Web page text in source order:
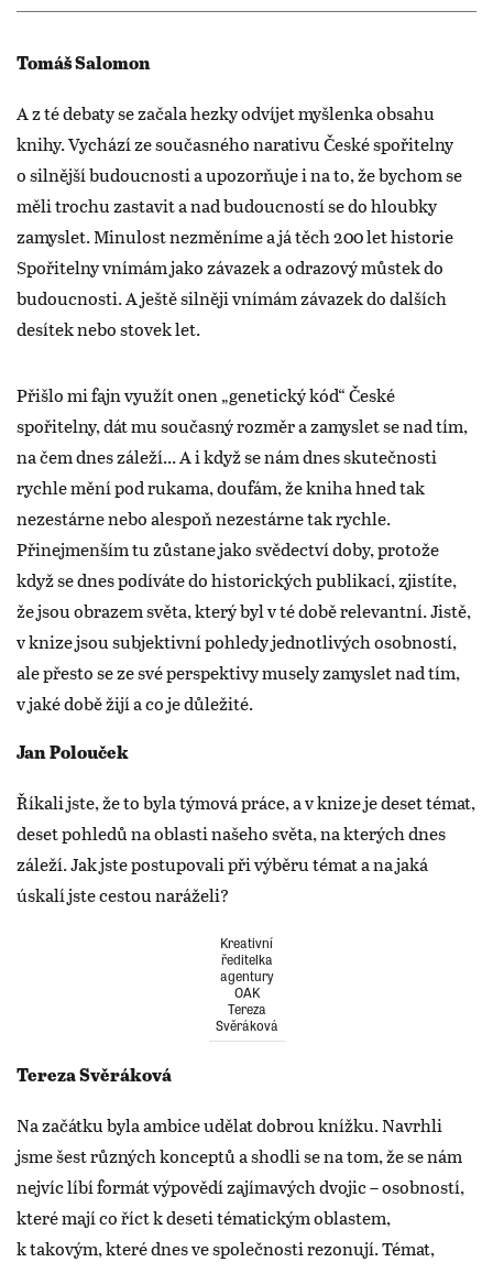
Tomáš Salomon
A z té debaty se začala hezky odvíjet myšlenka obsahu
knihy. Vychází ze současného narativu České spořitelny
o silnější budoucnosti a upozorňuje i na to, že bychom se
měli trochu zastavit a nad budoucností se do hloubky
zamyslet. Minulost nezměníme a já těch 200 let historie
Spořitelny vnímám jako závazek a odrazový můstek do
budoucnosti. A ještě silněji vnímám závazek do dalších
desítek nebo stovek let.
Přišlo mi fajn využít onen „genetický kód“ České
spořitelny, dát mu současný rozměr a zamyslet se nad tím,
na čem dnes záleží... A i když se nám dnes skutečnosti
rychle mění pod rukama, doufám, že kniha hned tak
nezestárne nebo alespoň nezestárne tak rychle.
Přinejmenším tu zůstane jako svědectví doby, protože
když se dnes podíváte do historických publikací, zjistíte,
že jsou obrazem světa, který byl v té době relevantní. Jistě,
v knize jsou subjektivní pohledy jednotlivých osobností,
ale přesto se ze své perspektivy musely zamyslet nad tím,
v jaké době žijí a co je důležité.
Jan Polouček
Říkali jste, že to byla týmová práce, a v knize je deset témat,
deset pohledů na oblasti našeho světa, na kterých dnes
záleží. Jak jste postupovali při výběru témat a na jaká
úskalí jste cestou naráželi?
Kreativní
ředitelka
agentury
OAK
Tereza
Svěráková
Tereza Svěráková
Na začátku byla ambice udělat dobrou knížku. Navrhli
jsme šest různých konceptů a shodli se na tom, že se nám
nejvíc líbí formát výpovědí zajímavých dvojic – osobností,
které mají co říct k deseti tématickým oblastem,
k takovým, které dnes ve společnosti rezonují. Témat,